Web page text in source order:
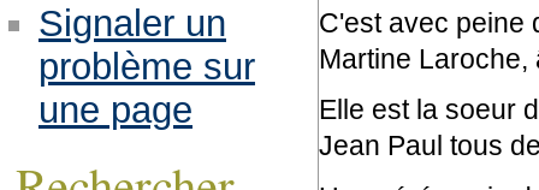
C'est avec peine
Martine Laroche,
Elle est la soeur
Jean Paul tous
Signaler un
problème sur
une page